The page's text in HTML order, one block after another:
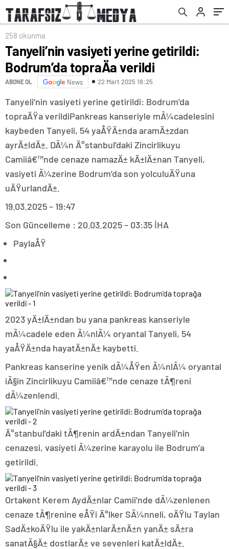
258 okunma
Tanyeli’nin vasiyeti yerine getirildi:
Bodrum’da topraÄa verildi
ABONE OL News 22 Mart 2025 18:25
Tanyeli’nin vasiyeti yerine getirildi: Bodrum’da
topraÄŸa verildiPankreas kanseriyle mÃ¼cadelesini
kaybeden Tanyeli, 54 yaÅŸÄ±nda aramÄ±zdan
ayrÄ±ldÄ±. DÃ¼n Ä°stanbul’daki Zincirlikuyu
Camiiâ€™nde cenaze namazÄ± kÄ±lÄ±nan Tanyeli,
vasiyeti Ã¼zerine Bodrum’da son yolculuÄŸuna
uÄŸurlandÄ±.
19.03.2025 – 19:47
Son Güncelleme : 20.03.2025 – 03:35 İHA
PaylaÅŸ
2023 yÄ±lÄ±ndan bu yana pankreas kanseriyle
mÃ¼cadele eden Ã¼nlÃ¼ oryantal Tanyeli, 54
yaÅŸÄ±nda hayatÄ±nÄ± kaybetti.
Pankreas kanserine yenik dÃ¼ÅŸen Ã¼nlÃ¼ oryantal
iÃ§in Zincirlikuyu Camiiâ€™nde cenaze tÃ¶reni
dÃ¼zenlendi.
Ä°stanbul’daki tÃ¶renin ardÄ±ndan Tanyeli’nin
cenazesi, vasiyeti Ã¼zerine karayolu ile Bodrum’a
getirildi.
Ortakent Kerem AydÄ±nlar Camii’nde dÃ¼zenlenen
cenaze tÃ¶renine eÅŸi Ä°lker SÃ¼nneli, oÄŸlu Taylan
SadÄ±koÄŸlu ile yakÄ±nlarÄ±nÄ±n yanÄ± sÄ±ra
sanatÃ§Ä± dostlarÄ± ve sevenleri katÄ±ldÄ±.